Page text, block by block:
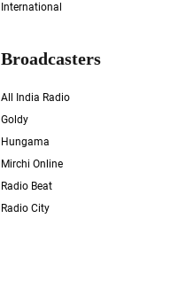
International
Broadcasters
All India Radio
Goldy
Hungama
Mirchi Online
Radio Beat
Radio City